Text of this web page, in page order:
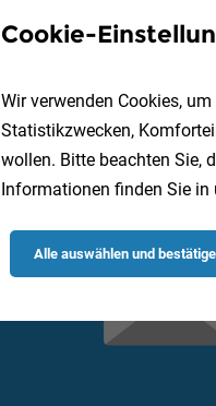
Cookie-
Wir verwenden Cookies,
Statistikzwecken,
wollen. Bitte beachten Sie,
Informationen finden Sie in
Alle auswählen und